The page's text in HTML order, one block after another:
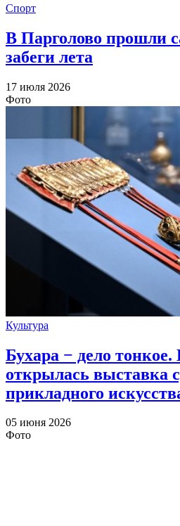
Спорт
В Парголово прошли
забеги лета
17 июля 2026
Фото
Культура
Бухара − дело
открылась выставка
прикладного
05 июня 2026
Фото